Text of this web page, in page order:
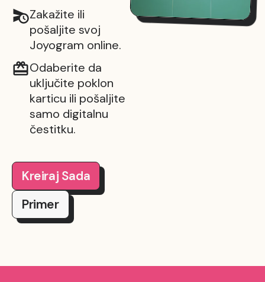
Zakažite ili
pošaljite svoj
Joyogram online.
Odaberite da
uključite poklon
karticu ili pošaljite
samo digitalnu
čestitku.
Kreiraj Sada
Primer